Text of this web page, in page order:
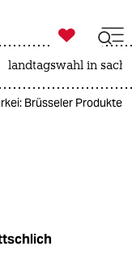

taz zahl ich
landtagswahl in
Brüsseler Produkte